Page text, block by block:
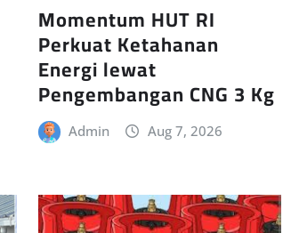
Momentum HUT RI
Perkuat Ketahanan
Energi lewat
Pengembangan CNG 3 Kg
Admin Aug 7, 2026